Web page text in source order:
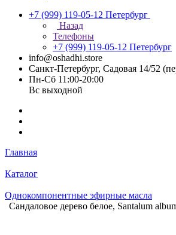
+7 (999) 119-05-12 Петербург
Назад
Телефоны
+7 (999) 119-05-12 Петербург
info@oshadhi.store
Санкт-Петербург, Садовая 14/52
Пн-Сб 11:00-20:00
Вс выходной
Главная
Каталог
Однокомпонентные эфирные масла
Сандаловое дерево белое, Santalum